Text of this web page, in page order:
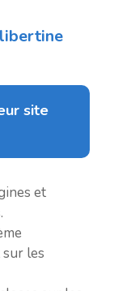
libertine
site
et
les